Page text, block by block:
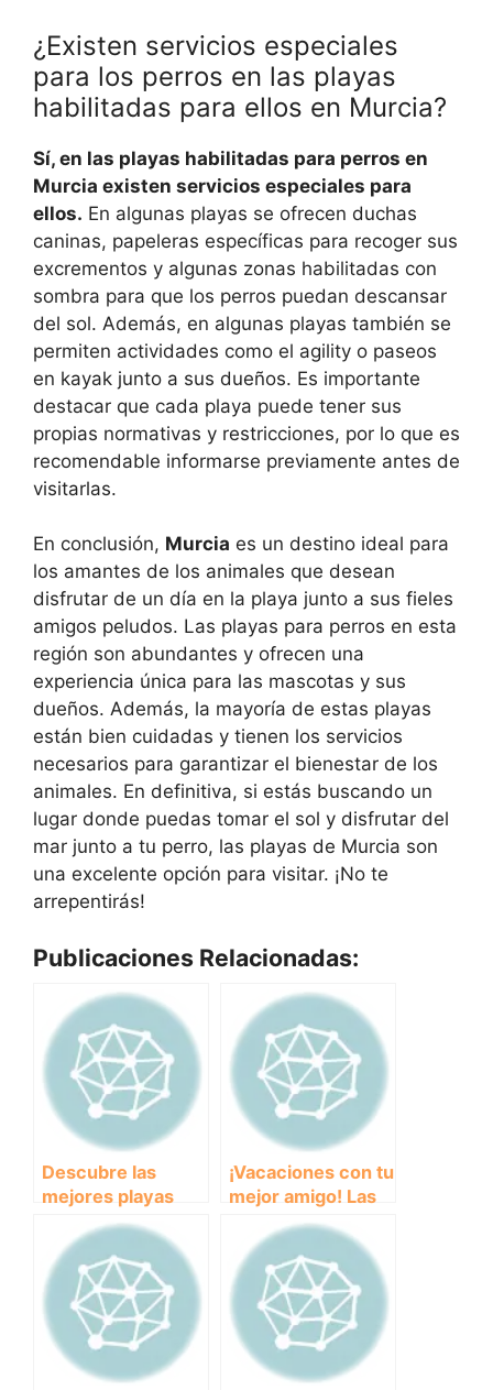
¿Existen servicios especiales
para los perros en las playas
habilitadas para ellos en Murcia?
Sí, en las playas habilitadas para perros en
Murcia existen servicios especiales para
ellos. En algunas playas se ofrecen duchas
caninas, papeleras específicas para recoger sus
excrementos y algunas zonas habilitadas con
sombra para que los perros puedan descansar
del sol. Además, en algunas playas también se
permiten actividades como el agility o paseos
en kayak junto a sus dueños. Es importante
destacar que cada playa puede tener sus
propias normativas y restricciones, por lo que es
recomendable informarse previamente antes de
visitarlas.
En conclusión, Murcia es un destino ideal para
los amantes de los animales que desean
disfrutar de un día en la playa junto a sus fieles
amigos peludos. Las playas para perros en esta
región son abundantes y ofrecen una
experiencia única para las mascotas y sus
dueños. Además, la mayoría de estas playas
están bien cuidadas y tienen los servicios
necesarios para garantizar el bienestar de los
animales. En definitiva, si estás buscando un
lugar donde puedas tomar el sol y disfrutar del
mar junto a tu perro, las playas de Murcia son
una excelente opción para visitar. ¡No te
arrepentirás!
Publicaciones Relacionadas:
Descubre las
mejores playas
para perros en
Almería: diversión
y seguridad en la
costa andaluza
¡Vacaciones con tu
mejor amigo! Las
mejores playas
para perros en
Girona